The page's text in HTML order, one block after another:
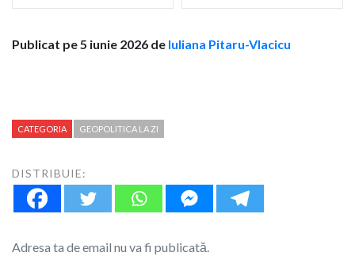
Publicat pe 5 iunie 2026 de Iuliana Pitaru-Vlacicu
CATEGORIA GEOPOLITICA LA ZI
DISTRIBUIE:
Adresa ta de email nu va fi publicată.